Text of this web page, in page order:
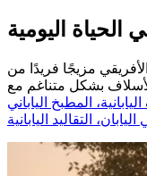
الحياة اليومية
مزيجًا فريدًا من
الأسلاف بشكل متناغم مع
المطبخ الياباني
التقاليد اليابانية